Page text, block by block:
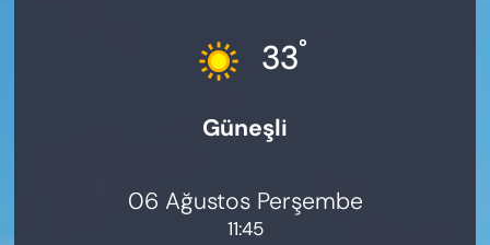
33°
Güneşli
06 Ağustos Perşembe
11:45